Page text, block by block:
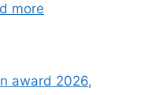
more
award 2026,